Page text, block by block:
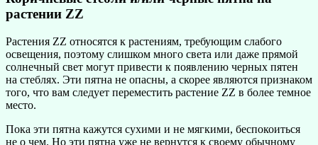
растении ZZ
Растения ZZ относятся к растениям, требующим слабого
освещения, поэтому слишком много света или даже прямой
солнечный свет могут привести к появлению черных пятен
на стеблях. Эти пятна не опасны, а скорее являются признаком
того, что вам следует переместить растение ZZ в более темное
место.
Пока эти пятна кажутся сухими и не мягкими, беспокоиться
не о чем. Но эти пятна уже не вернутся к своему обычному